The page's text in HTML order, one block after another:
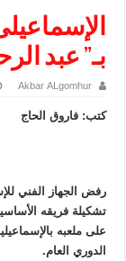
بـ” عبد
Akbar ALgomhur
كتب: فاروق الحاج
رفض الجهاز الفني
تشكيلة فريقه
الدوري العام.